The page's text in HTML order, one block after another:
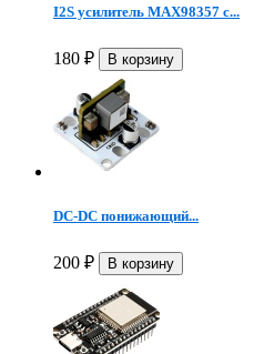
I2S усилитель MAX98357 с...
180 ₽
DC-DC понижающий...
200 ₽